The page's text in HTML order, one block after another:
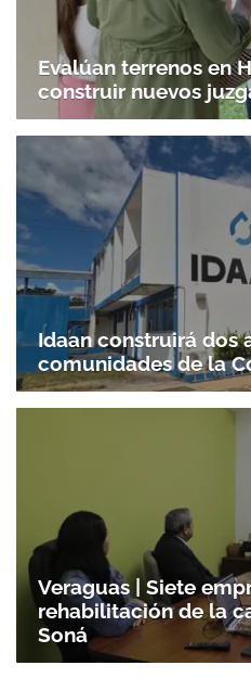
Evalúan terrenos en
construir nuevos
Idaan construirá dos
comunidades de la
Veraguas | Siete
rehabilitación de la
Soná